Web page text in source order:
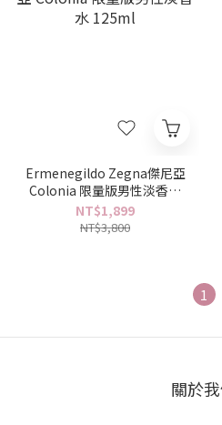
Ermenegildo Zegna傑尼亞
Colonia 限量版男性淡香水
125ml
NT$1,899
NT$3,800
1
關於